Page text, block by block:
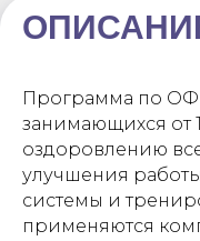
Программа по
занимающихся от
оздоровлению
улучшения
системы и
применяются